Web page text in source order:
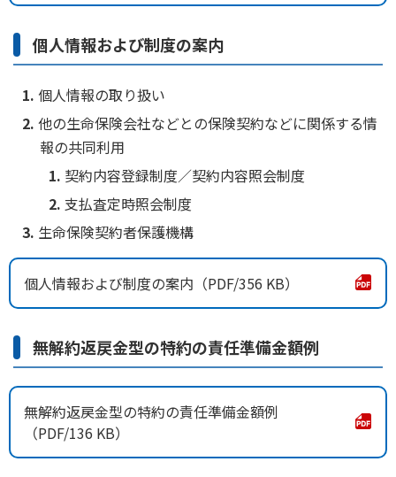
個人情報および制度の案内
個人情報の取り扱い
他の生命保険会社などとの保険契約などに関係する情
報の共同利用
契約内容登録制度／契約内容照会制度
支払査定時照会制度
生命保険契約者保護機構
個人情報および制度の案内 356 KB
無解約返戻金型の特約の責任準備金額例
無解約返戻金型の特約の責任準備金額例
136 KB